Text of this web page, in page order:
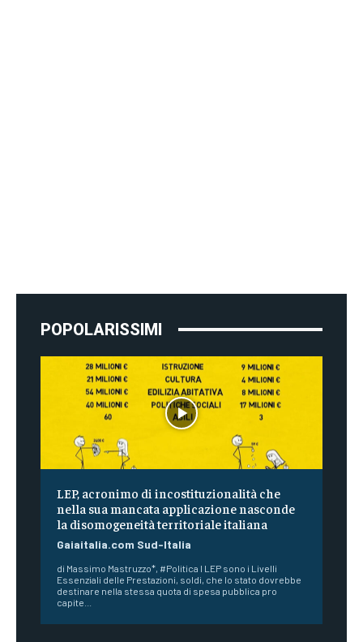
POPOLARISSIMI
LEP, acronimo di incostituzionalità che
nella sua mancata applicazione nasconde
la disomogeneità territoriale italiana
Gaiaitalia.com Sud-Italia
di Massimo Mastruzzo*, #Politica I LEP sono i Livelli
Essenziali delle Prestazioni, soldi, che lo stato dovrebbe
destinare nella stessa quota di spesa pubblica pro
capite...